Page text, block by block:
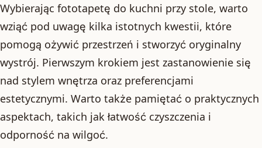
Wybierając fototapetę do kuchni przy stole, warto
wziąć pod uwagę kilka istotnych kwestii, które
pomogą ożywić przestrzeń i stworzyć oryginalny
wystrój. Pierwszym krokiem jest zastanowienie się
nad stylem wnętrza oraz preferencjami
estetycznymi. Warto także pamiętać o praktycznych
aspektach, takich jak łatwość czyszczenia i
odporność na wilgoć.